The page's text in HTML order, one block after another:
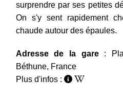
surprendre par ses petites
On s'y sent rapidement
chaude autour des épaules.
Adresse de la gare :
Béthune, France
Plus d'infos :